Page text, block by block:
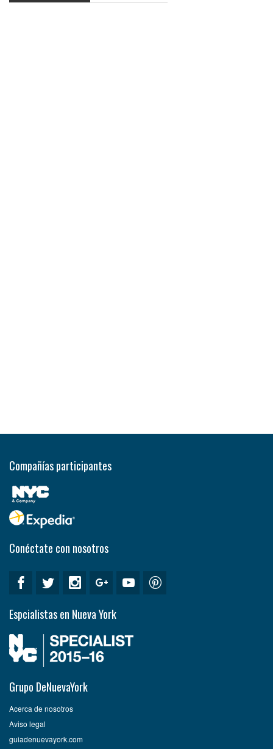
Compañías participantes
Conéctate con nosotros
Espcialistas en Nueva York
Grupo DeNuevaYork
Acerca de nosotros
Aviso legal
guiadenuevayork.com